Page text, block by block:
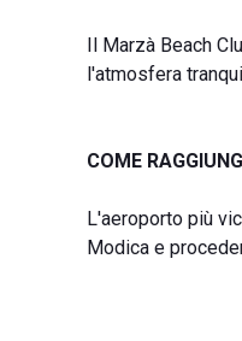
Il Marzà Beach
l'atmosfera
COME
L'aeroporto più
Modica e